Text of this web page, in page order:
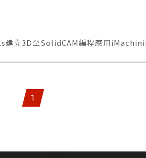
建立3D至SolidCAM編程應用
1